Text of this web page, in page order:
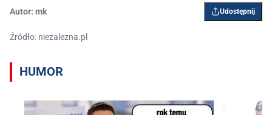
Autor: mk Udostępnij
Źródło: niezalezna.pl
HUMOR